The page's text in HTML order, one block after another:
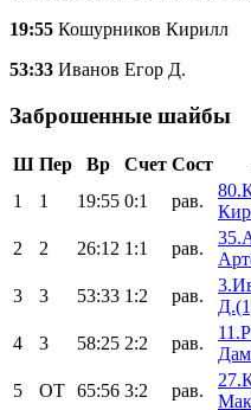
19:55 Кошурников Кирилл
53:33 Иванов Егор Д.
Заброшенные шайбы
Ш Пер Вр Счет Сост
1
1 19:55 0:1 рав.
2
2 26:12 1:1 рав.
3
3 53:33 1:2 рав.
4
3 58:25 2:2 рав.
5
ОТ 65:56 3:2 рав.